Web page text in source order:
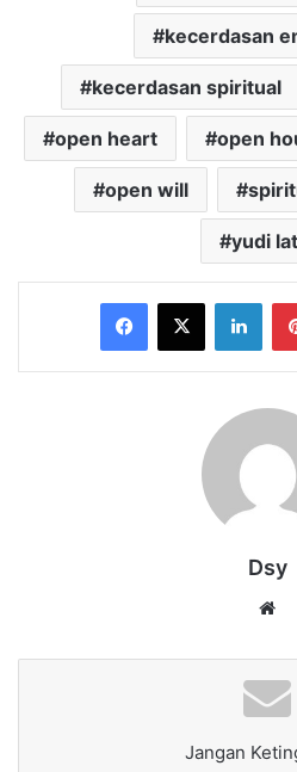
kecerdasan
kecerdasan spiritual
open heart open
open will
yudi
Facebook
X
Dsy
Jangan